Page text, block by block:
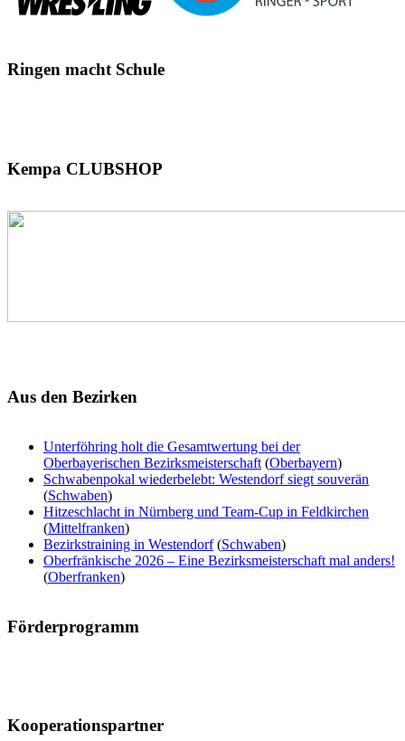
Ringen macht Schule
Kempa CLUBSHOP
Aus den Bezirken
Unterföhring holt die Gesamtwertung bei der
Oberbayerischen Bezirksmeisterschaft (Oberbayern)
Schwabenpokal wiederbelebt: Westendorf siegt souverän
(Schwaben)
Hitzeschlacht in Nürnberg und Team-Cup in Feldkirchen
(Mittelfranken)
Bezirkstraining in Westendorf (Schwaben)
Oberfränkische 2026 – Eine Bezirksmeisterschaft mal anders!
(Oberfranken)
Förderprogramm
Kooperationspartner